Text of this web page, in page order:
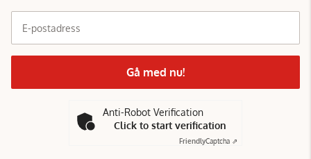
E-postadress
Gå med nu!
Anti-Robot Verification
Click to start verification
FriendlyCaptcha ⇗